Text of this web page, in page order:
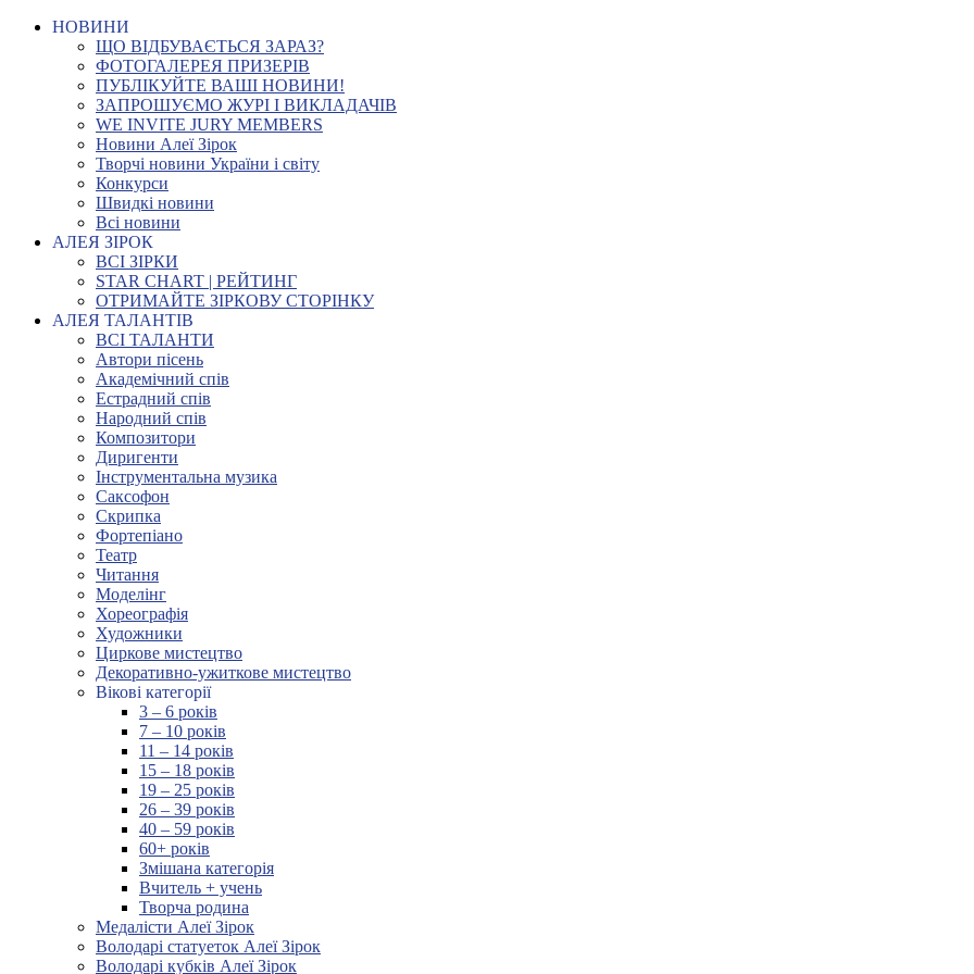
НОВИНИ
ЩО ВІДБУВАЄТЬСЯ ЗАРАЗ?
ФОТОГАЛЕРЕЯ ПРИЗЕРІВ
ПУБЛІКУЙТЕ ВАШІ НОВИНИ!
ЗАПРОШУЄМО ЖУРІ І ВИКЛАДАЧІВ
WE INVITE JURY MEMBERS
Новини Алеї Зірок
Творчі новини України і світу
Конкурси
Швидкі новини
Всі новини
АЛЕЯ ЗІРОК
ВСІ ЗІРКИ
STAR CHART | РЕЙТИНГ
ОТРИМАЙТЕ ЗІРКОВУ СТОРІНКУ
АЛЕЯ ТАЛАНТІВ
ВСІ ТАЛАНТИ
Автори пісень
Академічний спів
Естрадний спів
Народний спів
Композитори
Диригенти
Інструментальна музика
Саксофон
Скрипка
Фортепіано
Театр
Читання
Моделінг
Хореографія
Художники
Циркове мистецтво
Декоративно-ужиткове мистецтво
Вікові категорії
3 – 6 років
7 – 10 років
11 – 14 років
15 – 18 років
19 – 25 років
26 – 39 років
40 – 59 років
60+ років
Змішана категорія
Вчитель + учень
Творча родина
Медалісти Алеї Зірок
Володарі статуеток Алеї Зірок
Володарі кубків Алеї Зірок